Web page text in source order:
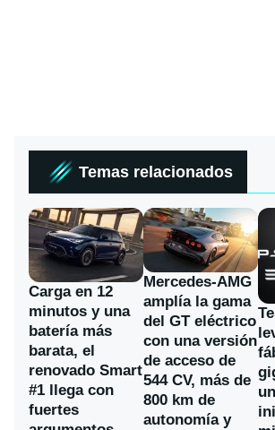
Temas relacionados
Carga en 12
minutos y una
batería más
barata, el
renovado Smart
#1 llega con
fuertes
Mercedes-AMG
amplía la gama
del GT eléctrico
con una versión
de acceso de
544 CV, más de
800 km de
autonomía y